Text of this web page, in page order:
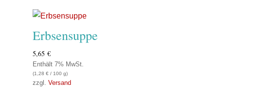
Erbsensuppe
5,65€
Enthält 7% MwSt.
(1,28€ / 100 g)
zzgl.Versand